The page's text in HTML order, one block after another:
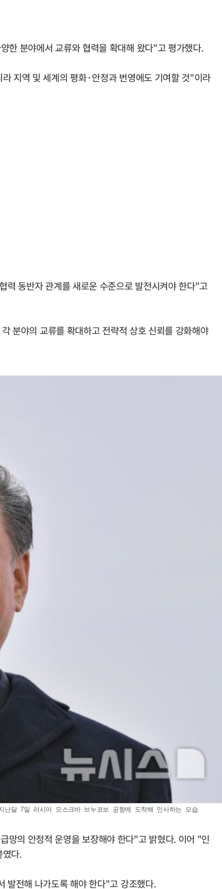
한 분야에서 교류와 협력을 확대해 왔다"고 평가했다.
지역 및 세계의 평화·안정과 번영에도 기여할 것"이라
력 동반자 관계를 새로운 수준으로 발전시켜야 한다"고
분야의 교류를 확대하고 전략적 상호 신뢰를 강화해야
달 7일 러시아 모스크바 브누코보 공항에 도착해 인사하는 모습.
망의 안정적 운영을 보장해야 한다"고 밝혔다. 이어 "인
다.
발전해 나가도록 해야 한다"고 강조했다.